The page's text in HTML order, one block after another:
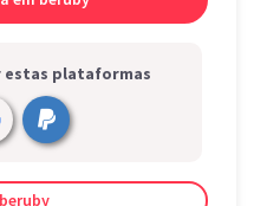
estas plataformas